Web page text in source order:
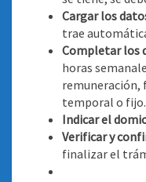
Cargar los
trae
Completar los
horas
remuneración,
temporal o fijo.
Indicar el
Verificar y
finalizar el